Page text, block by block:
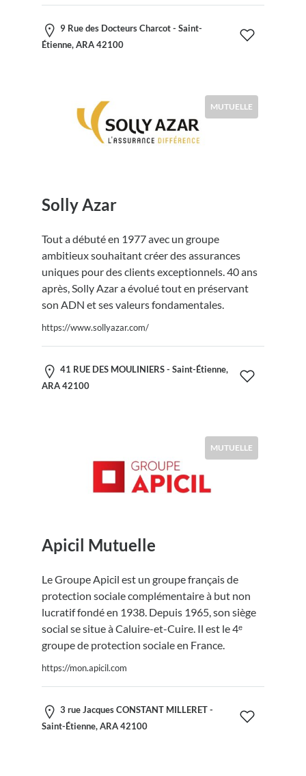
9 Rue des Docteurs Charcot - Saint-
Étienne, ARA 42100
MUTUELLE
Solly Azar
Tout a débuté en 1977 avec un groupe
ambitieux souhaitant créer des assurances
uniques pour des clients exceptionnels. 40 ans
après, Solly Azar a évolué tout en préservant
son ADN et ses valeurs fondamentales.
https://www.sollyazar.com/
41 RUE DES MOULINIERS - Saint-Étienne,
ARA 42100
MUTUELLE
Apicil Mutuelle
Le Groupe Apicil est un groupe français de
protection sociale complémentaire à but non
lucratif fondé en 1938. Depuis 1965, son siège
social se situe à Caluire-et-Cuire. Il est le 4ᵉ
groupe de protection sociale en France.
https://mon.apicil.com
3 rue Jacques CONSTANT MILLERET -
Saint-Étienne, ARA 42100